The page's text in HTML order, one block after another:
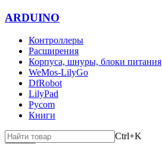
ARDUINO
Контроллеры
Расширения
Корпуса, шнуры, блоки питания
WeMos-LilyGo
DfRobot
LilyPad
Pycom
Книги
Ctrl+K